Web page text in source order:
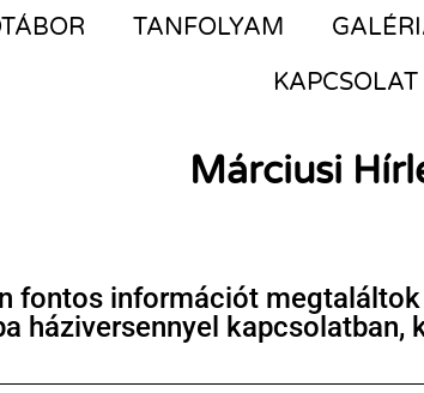
TANFOLYAM
KAPCSOLAT
Márciusi
fontos információt
háziversennyel